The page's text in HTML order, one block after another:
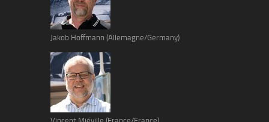
Jakob Hoffmann (Allemagne/Germany)